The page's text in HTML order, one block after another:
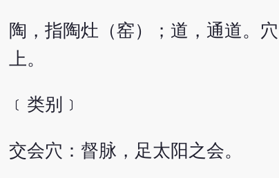
陶，指陶灶（窑）；道，通道。
上。
﹝类别﹞
交会穴：督脉，足太阳之会。